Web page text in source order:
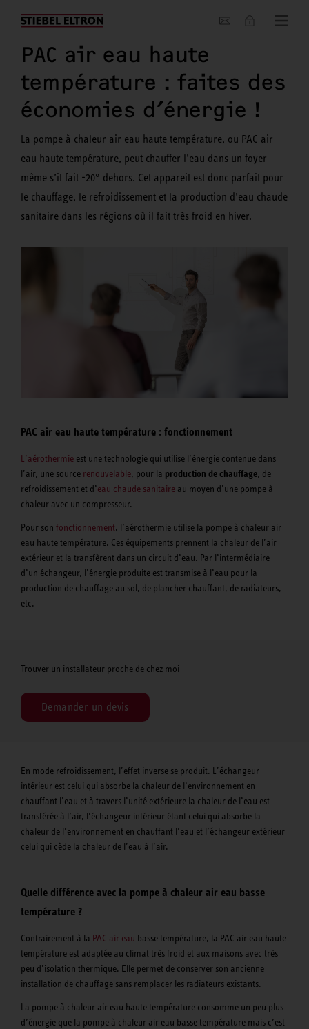
Entreprise
PAC air eau haute
température : faites des
économies d’énergie !
La pompe à chaleur air eau haute température, ou PAC air
eau haute température, peut chauffer l’eau dans un foyer
même s’il fait -20° dehors. Cet appareil est donc parfait pour
le chauffage, le refroidissement et la production d’eau chaude
sanitaire dans les régions où il fait très froid en hiver.
PAC air eau haute température : fonctionnement
L’aérothermie est une technologie qui utilise l’énergie contenue dans
l’air, une source renouvelable, pour la production de chauffage, de
refroidissement et d’eau chaude sanitaire au moyen d’une pompe à
chaleur avec un compresseur.
Pour son fonctionnement, l’aérothermie utilise la pompe à chaleur air
eau haute température. Ces équipements prennent la chaleur de l’air
extérieur et la transfèrent dans un circuit d’eau. Par l’intermédiaire
d’un échangeur, l’énergie produite est transmise à l’eau pour la
production de chauffage au sol, de plancher chauffant, de radiateurs,
etc.
Trouver un installateur proche de chez moi
Demander un devis
En mode refroidissement, l’effet inverse se produit. L’échangeur
intérieur est celui qui absorbe la chaleur de l’environnement en
chauffant l’eau et à travers l’unité extérieure la chaleur de l’eau est
transférée à l’air, l’échangeur intérieur étant celui qui absorbe la
chaleur de l’environnement en chauffant l’eau et l’échangeur extérieur
celui qui cède la chaleur de l’eau à l’air.
Quelle différence avec la pompe à chaleur air eau basse
température ?
Contrairement à la PAC air eau basse température, la PAC air eau haute
température est adaptée au climat très froid et aux maisons avec très
peu d’isolation thermique. Elle permet de conserver son ancienne
installation de chauffage sans remplacer les radiateurs existants.
La pompe à chaleur air eau haute température consomme un peu plus
d’énergie que la pompe à chaleur air eau basse température mais c’est